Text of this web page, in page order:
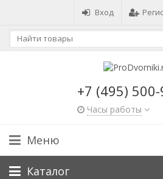
Вход
+7 (495)
Часы работы
Меню
Каталог